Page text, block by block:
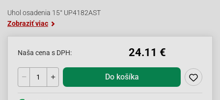
Uhol osadenia 15° UP4182AST
Zobraziť viac
Naša cena s DPH: 24.11 €
Do košíka